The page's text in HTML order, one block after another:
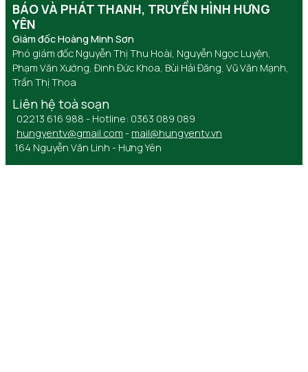
BÁO VÀ PHÁT THANH, TRUYỀN HÌNH HƯNG
YÊN
Giám đốc Hoàng Minh Sơn
Phó giám đốc Nguyễn Thị Thu Hoài, Nguyễn Ngọc Luyện,
Phạm Văn Xướng, Đinh Đức Khoa, Bùi Hải Đăng, Vũ Văn Mạnh,
Trần Thị Thoa
Liên hệ toà soạn
02213 616 988 - Hotline: 0363 089 089
hungyentv@gmail.com - mail@hungyentv.vn
164 Nguyễn Văn Linh - Hưng Yên